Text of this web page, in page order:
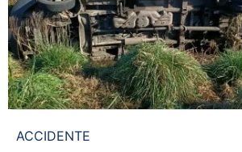
ACCIDENTE